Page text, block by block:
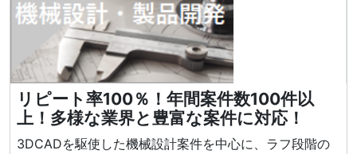
リピート率100％！年間案件数100件以
上！多様な業界と豊富な案件に対応！
3DCADを駆使した機械設計案件を中心に、ラフ段階の